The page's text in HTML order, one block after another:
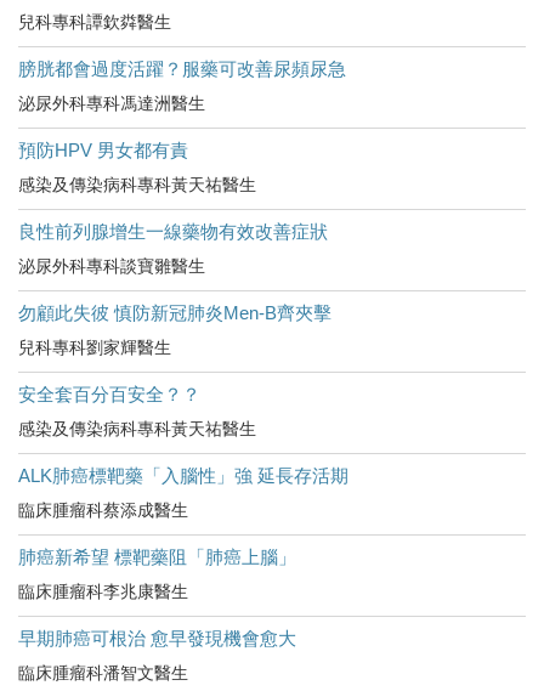
兒科專科譚欽粦醫生
膀胱都會過度活躍？服藥可改善尿頻尿急
泌尿外科專科馮達洲醫生
預防HPV 男女都有責
感染及傳染病科專科黃天祐醫生
良性前列腺增生一線藥物有效改善症狀
泌尿外科專科談寶雛醫生
勿顧此失彼 慎防新冠肺炎Men-B齊夾擊
兒科專科劉家輝醫生
安全套百分百安全？？
感染及傳染病科專科黃天祐醫生
ALK肺癌標靶藥「入腦性」強 延長存活期
臨床腫瘤科蔡添成醫生
肺癌新希望 標靶藥阻「肺癌上腦」
臨床腫瘤科李兆康醫生
早期肺癌可根治 愈早發現機會愈大
臨床腫瘤科潘智文醫生